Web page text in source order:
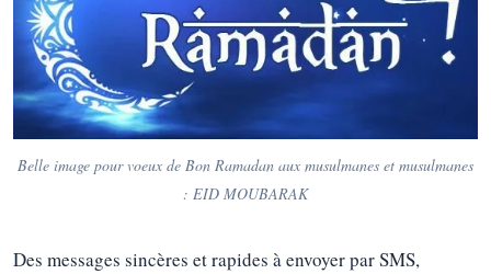
Belle image pour voeux de Bon Ramadan aux musulmanes et musulmanes
: EID MOUBARAK
Des messages sincères et rapides à envoyer par SMS,